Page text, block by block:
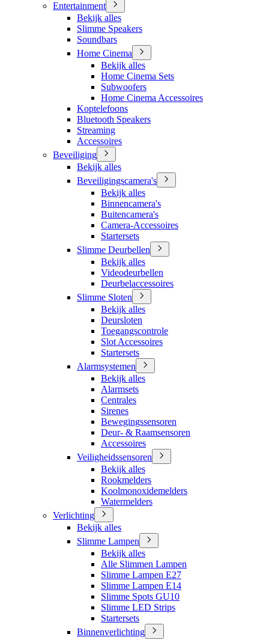
Entertainment
Bekijk alles
Slimme Speakers
Soundbars
Home Cinema
Bekijk alles
Home Cinema Sets
Subwoofers
Home Cinema Accessoires
Koptelefoons
Bluetooth Speakers
Streaming
Accessoires
Beveiliging
Bekijk alles
Beveiligingscamera's
Bekijk alles
Binnencamera's
Buitencamera's
Camera-Accessoires
Startersets
Slimme Deurbellen
Bekijk alles
Videodeurbellen
Deurbelaccessoires
Slimme Sloten
Bekijk alles
Deursloten
Toegangscontrole
Slot Accessoires
Startersets
Alarmsystemen
Bekijk alles
Alarmsets
Centrales
Sirenes
Bewegingssensoren
Deur- & Raamsensoren
Accessoires
Veiligheidssensoren
Bekijk alles
Rookmelders
Koolmonoxidemelders
Watermelders
Verlichting
Bekijk alles
Slimme Lampen
Bekijk alles
Alle Slimmen Lampen
Slimme Lampen E27
Slimme Lampen E14
Slimme Spots GU10
Slimme LED Strips
Startersets
Binnenverlichting